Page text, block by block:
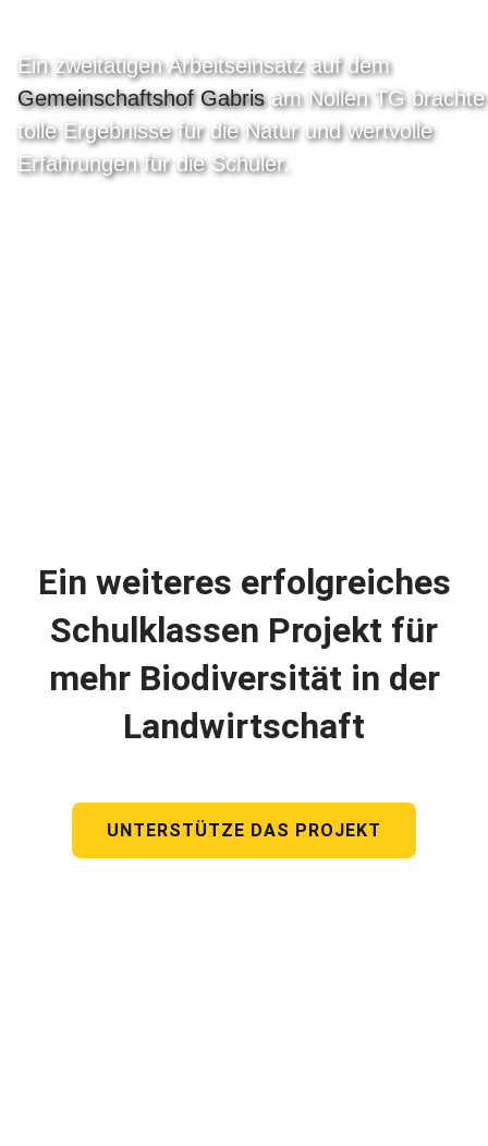
Ein zweitätigen Arbeitseinsatz auf dem
Gemeinschaftshof Gabrisam Nollen TG brachte
tolle Ergebnisse für die Natur und wertvolle
Erfahrungen für die Schüler.
Ein weiteres erfolgreiches
Schulklassen Projekt für
mehr Biodiversität in der
Landwirtschaft
UNTERSTÜTZE DAS PROJEKT